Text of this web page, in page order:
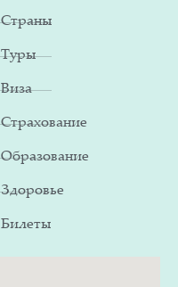
Страны
Туры
Виза
Страхование
Образование
Здоровье
Билеты